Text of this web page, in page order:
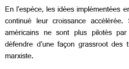
En l'espèce, les idées implémentées
continué leur croissance
américains ne sont plus pilotés
défendre d'une façon grassroot des
marxiste.